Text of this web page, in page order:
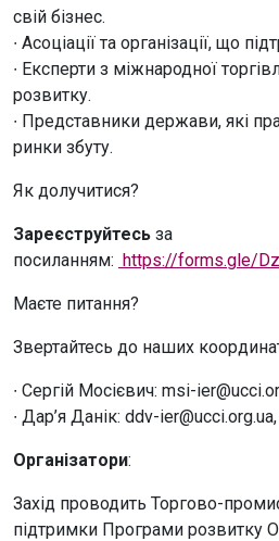
свій бізнес.
∙ Асоціації та організації, що
∙ Експерти з міжнародної
розвитку.
∙ Представники держави, які
ринки збуту.
Як долучитися?
Зареєструйтесь за
посиланням: https://forms.gle/
Маєте питання?
Звертайтесь до наших
∙ Сергій Мосієвич: msi-
∙ Дар’я Данік: ddv-
Організатори:
Захід проводить Торгово-
підтримки Програми розвитку